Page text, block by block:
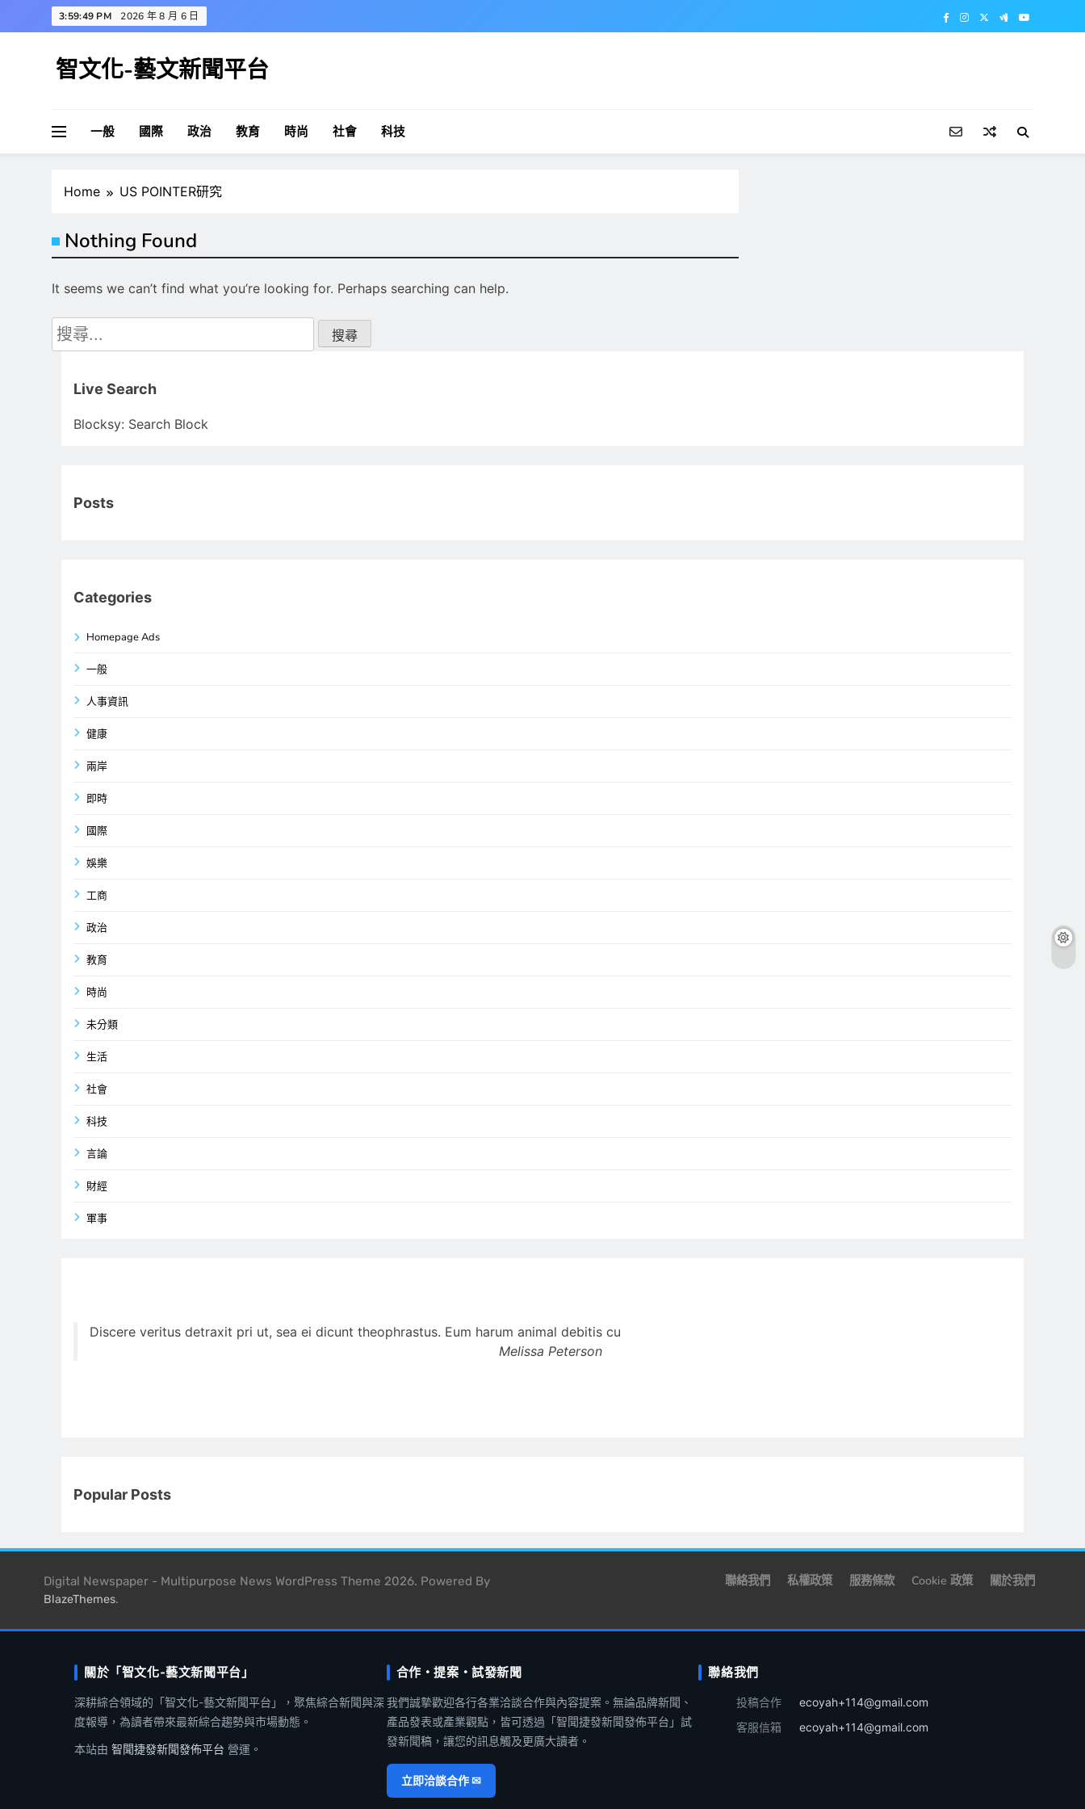
to
3:59:49 PM 2026 年 8 月 6 日
智文化-藝文新聞平台
一般 國際 政治 教育 時尚 社會 科技
Home US POINTER研究
Nothing Found
It seems we can’t find what you’re looking for. Perhaps searching can help.
搜
尋
Live Search
Blocksy: Search Block
Posts
Categories
Homepage Ads
一般
人事資訊
健康
兩岸
即時
國際
娛樂
工商
政治
教育
時尚
未分類
生活
社會
科技
言論
財經
軍事
Discere veritus detraxit pri ut, sea ei dicunt theophrastus. Eum harum animal debitis cu
Melissa Peterson
Popular Posts
Digital Newspaper - Multipurpose News WordPress Theme 2026. Powered By
BlazeThemes.
聯絡我們 私權政策 服務條款 Cookie 政策 關於我們
關於「智文化-藝文新聞平台」
深耕綜合領域的「智文化-藝文新聞平台」，聚焦綜合新聞與深
度報導，為讀者帶來最新綜合趨勢與市場動態。
本站由 智聞捷發新聞發佈平台 營運。
合作・提案・試發新聞
我們誠摯歡迎各行各業洽談合作與內容提案。無論品牌新聞、
產品發表或產業觀點，皆可透過「智聞捷發新聞發佈平台」試
發新聞稿，讓您的訊息觸及更廣大讀者。
立即洽談合作 ✉
聯絡我們
投稿合作
ecoyah+114@gmail.com
客服信箱
ecoyah+114@gmail.com